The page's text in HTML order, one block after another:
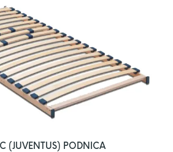
(JUVENTUS) PODNICA